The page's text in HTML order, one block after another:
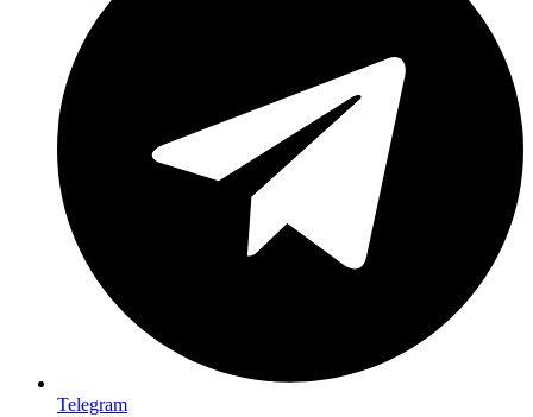
Telegram